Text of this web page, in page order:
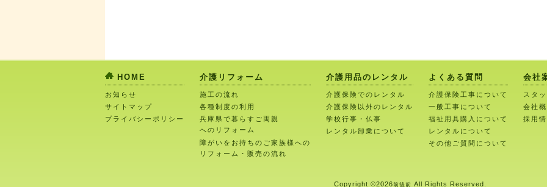
HOME
お知らせ
サイトマップ
プライバシーポリシー
介護リフォーム
施工の流れ
各種制度の利用
兵庫県で暮らすご両親
へのリフォーム
障がいをお持ちのご家族様への
リフォーム・販売の流れ
介護用品のレンタル
介護保険でのレンタル
介護保険以外のレンタル
学校行事・仏事
レンタル卸業について
よくある質問
介護保険工事について
一般工事について
福祉用具購入について
レンタルについて
その他ご質問について
会社
スタ
会社
採用
Copyright ©2026前後前 All Rights Reserved.